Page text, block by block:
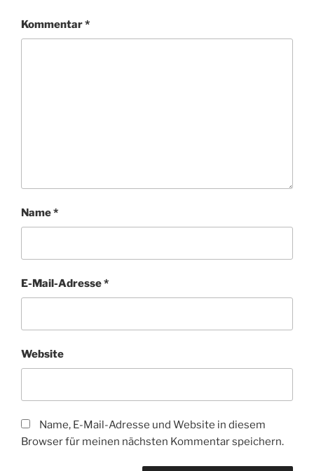
Kommentar*
Name*
E-Mail-Adresse*
Website
Name, E-Mail-Adresse und Website in diesem
Browser für meinen nächsten Kommentar speichern.